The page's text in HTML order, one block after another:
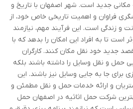
مکانی جدید است. شهر اصفهان با تاریخ و
فراوان و اهمیت تاریخی خاص خود، از
زندگی است. این فرآیند مهم، نیازمند
است تا به افراد این امکان را بدهد که با
جدید خود نقل مکان کنند. کارگران
حمل و نقل وسایل را داشته باشند بلکه
برای جا به جایی وسایل نیز باشند. این
و ارائه خدمات حمل و نقل مطمئن و
شرکت حمل اثاثیه در اصفهان حمل